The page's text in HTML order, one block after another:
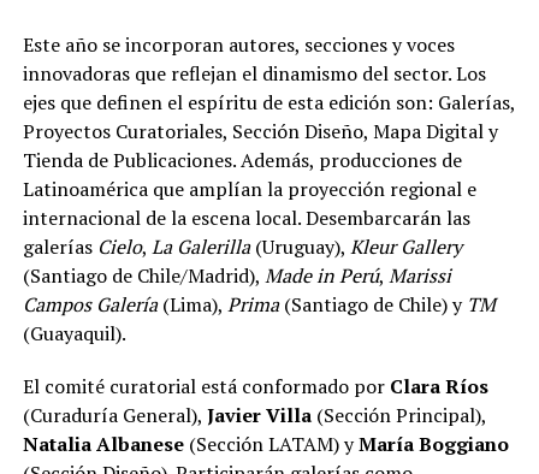
Este año se incorporan autores, secciones y voces
innovadoras que reflejan el dinamismo del sector. Los
ejes que definen el espíritu de esta edición son: Galerías,
Proyectos Curatoriales, Sección Diseño, Mapa Digital y
Tienda de Publicaciones. Además, producciones de
Latinoamérica que amplían la proyección regional e
internacional de la escena local. Desembarcarán las
galerías Cielo, La Galerilla(Uruguay), Kleur Gallery
(Santiago de Chile/Madrid), Made in Perú, Marissi
Campos Galería(Lima), Prima(Santiago de Chile) y TM
(Guayaquil).
El comité curatorial está conformado por Clara Ríos
(Curaduría General), Javier Villa(Sección Principal),
Natalia Albanese(Sección LATAM) yMaría Boggiano